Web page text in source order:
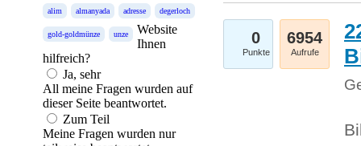
alim almanyada adresse degerloch
gold-goldmünze unze
Website
Ihnen
hilfreich?
Ja, sehr
All meine Fragen wurden auf
dieser Seite beantwortet.
Zum Teil
Meine Fragen wurden nur
0
Punkte
6954
Aufrufe